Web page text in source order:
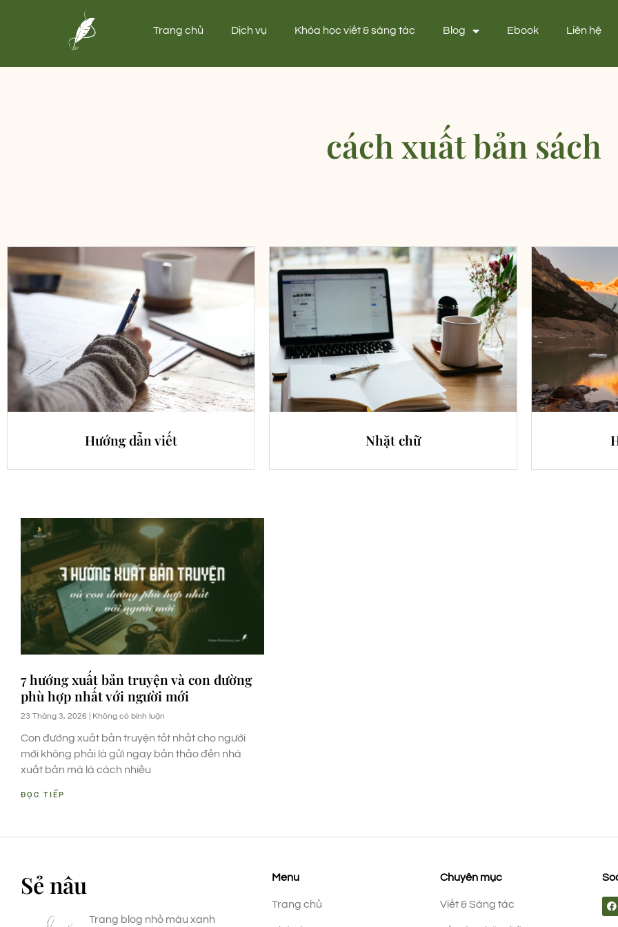
Trang chủ Dịch vụ Khóa học viết & sáng tác Blog Ebook Liên hệ
cách xuất bản sách
Hướng dẫn viết Nhặt chữ
7 hướng xuất bản truyện và con đường
phù hợp nhất với người mới
23 Tháng 3, 2026 Không có bình luận
Con đường xuất bản truyện tốt nhất cho người
mới không phải là gửi ngay bản thảo đến nhà
xuất bản mà là cách nhiều
ĐỌC TIẾP
Sẻ nâu
Trang blog nhỏ màu xanh
Menu
Trang chủ
Chuyên mục
Viết & Sáng tác